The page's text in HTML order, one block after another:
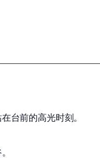
台前的高光时刻。